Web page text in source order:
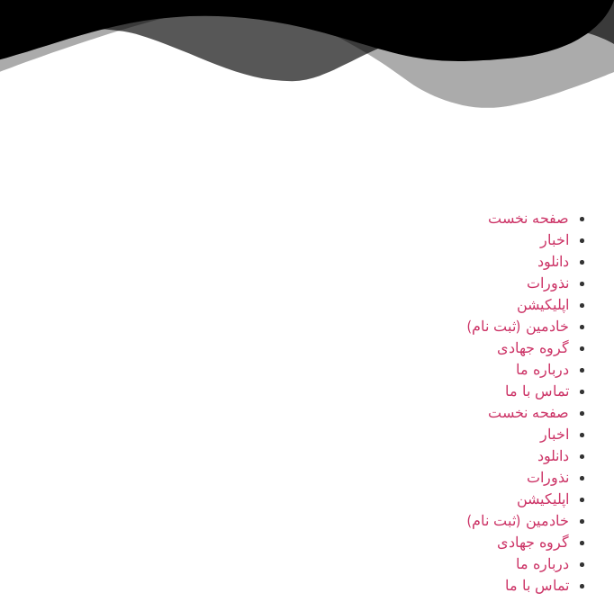
صفحه نخست
اخبار
دانلود
نذورات
اپلیکیشن
خادمین (ثبت نام)
گروه جهادی
درباره ما
تماس با ما
صفحه نخست
اخبار
دانلود
نذورات
اپلیکیشن
خادمین (ثبت نام)
گروه جهادی
درباره ما
تماس با ما